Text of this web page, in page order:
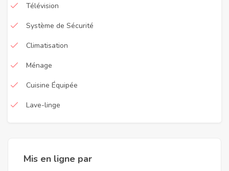
Télévision
Système de Sécurité
Climatisation
Ménage
Cuisine Équipée
Lave-linge
Mis en ligne par